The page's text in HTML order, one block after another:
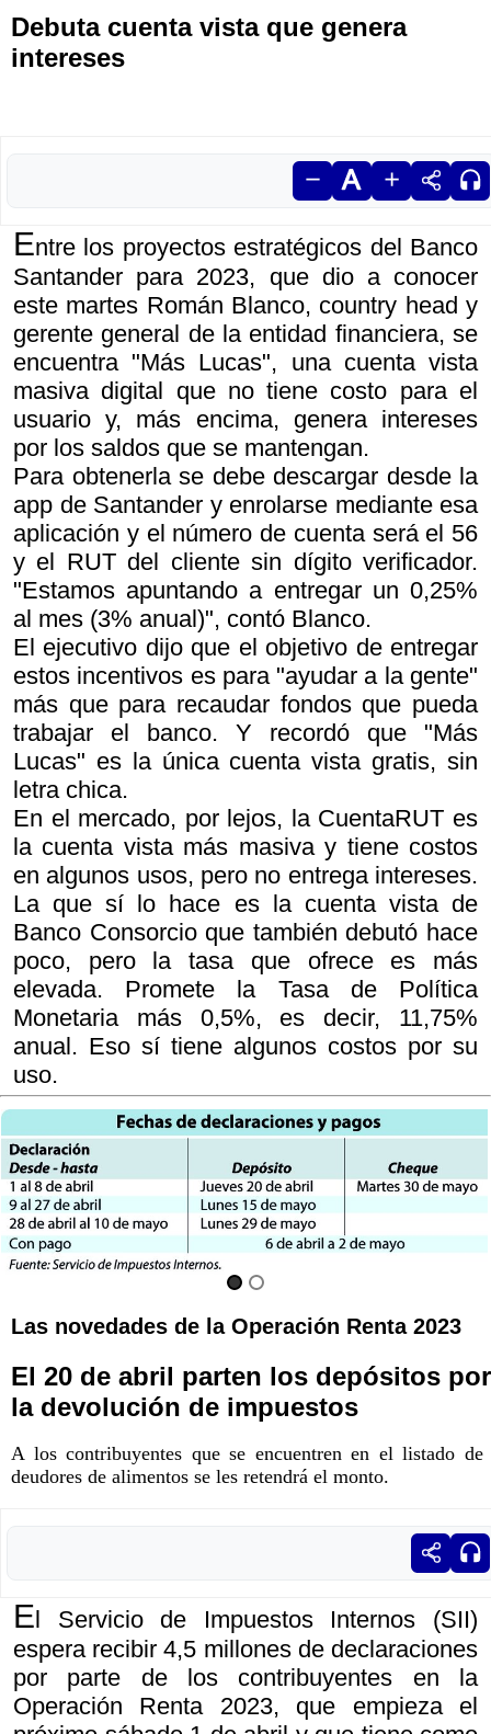
Debuta cuenta vista que genera
intereses
Entre los proyectos estratégicos del Banco
Santander para 2023, que dio a conocer
este martes Román Blanco, country head y
gerente general de la entidad financiera, se
encuentra "Más Lucas", una cuenta vista
masiva digital que no tiene costo para el
usuario y, más encima, genera intereses
por los saldos que se mantengan.
Para obtenerla se debe descargar desde la
app de Santander y enrolarse mediante esa
aplicación y el número de cuenta será el 56
y el RUT del cliente sin dígito verificador.
"Estamos apuntando a entregar un 0,25%
al mes (3% anual)", contó Blanco.
El ejecutivo dijo que el objetivo de entregar
estos incentivos es para "ayudar a la gente"
más que para recaudar fondos que pueda
trabajar el banco. Y recordó que "Más
Lucas" es la única cuenta vista gratis, sin
letra chica.
En el mercado, por lejos, la CuentaRUT es
la cuenta vista más masiva y tiene costos
en algunos usos, pero no entrega intereses.
La que sí lo hace es la cuenta vista de
Banco Consorcio que también debutó hace
poco, pero la tasa que ofrece es más
elevada. Promete la Tasa de Política
Monetaria más 0,5%, es decir, 11,75%
anual. Eso sí tiene algunos costos por su
uso.
Las novedades de la Operación Renta 2023
El 20 de abril parten los depósitos por
la devolución de impuestos
A los contribuyentes que se encuentren en el listado de
deudores de alimentos se les retendrá el monto.
El Servicio de Impuestos Internos (SII)
espera recibir 4,5 millones de declaraciones
por parte de los contribuyentes en la
Operación Renta 2023, que empieza el